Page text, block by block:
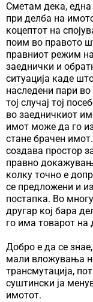
Сметам дека, една
при делба на
коцептот на
поим во правото
правниот режим
заеднички и
ситуација каде
наследени пари
тој случај тој
во заедничкиот
имот може да го
стане брачен
создава простор
правно
колку точно е
се предложени и
постапка. Во
другар кој бара
го има товарот
Добро е да се
мали вложувања
трансмутација,
суштински ја
имотот.